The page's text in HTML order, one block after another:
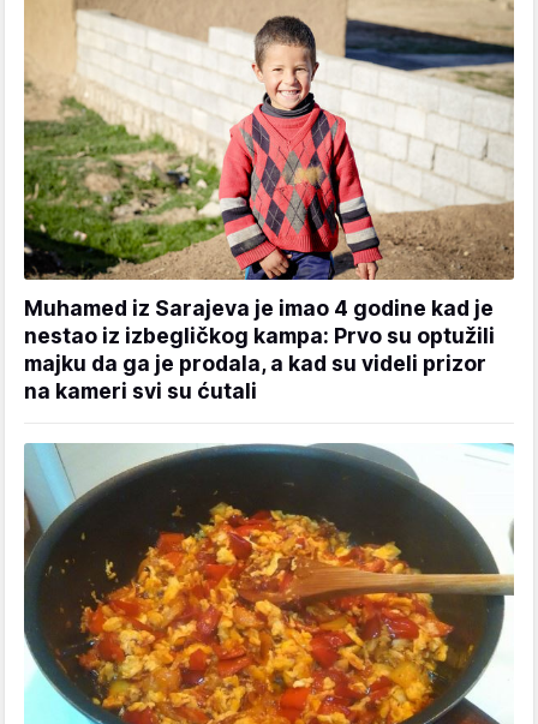
Muhamed iz Sarajeva je imao 4 godine kad je
nestao iz izbegličkog kampa: Prvo su optužili
majku da ga je prodala, a kad su videli prizor
na kameri svi su ćutali